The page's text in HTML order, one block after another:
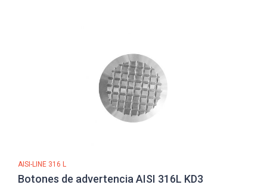
AISI-LINE 316 L
Botones de advertencia AISI 316L KD3